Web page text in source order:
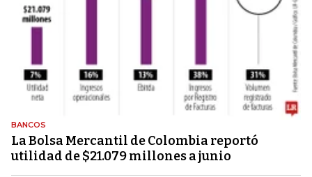
BANCOS
La Bolsa Mercantil de Colombia reportó
utilidad de $21.079 millones a junio